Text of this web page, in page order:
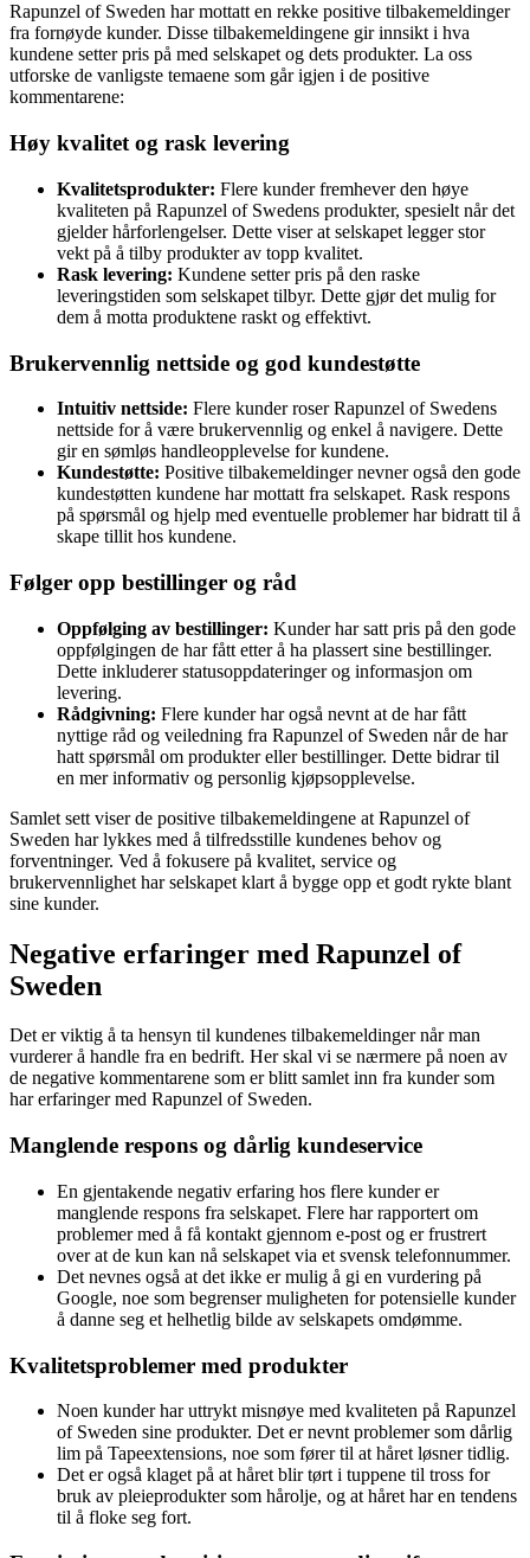
Rapunzel of Sweden har mottatt en rekke positive tilbakemeldinger
fra fornøyde kunder. Disse tilbakemeldingene gir innsikt i hva
kundene setter pris på med selskapet og dets produkter. La oss
utforske de vanligste temaene som går igjen i de positive
kommentarene:
Høy kvalitet og rask levering
Kvalitetsprodukter: Flere kunder fremhever den høye
kvaliteten på Rapunzel of Swedens produkter, spesielt når det
gjelder hårforlengelser. Dette viser at selskapet legger stor
vekt på å tilby produkter av topp kvalitet.
Rask levering: Kundene setter pris på den raske
leveringstiden som selskapet tilbyr. Dette gjør det mulig for
dem å motta produktene raskt og effektivt.
Brukervennlig nettside og god kundestøtte
Intuitiv nettside: Flere kunder roser Rapunzel of Swedens
nettside for å være brukervennlig og enkel å navigere. Dette
gir en sømløs handleopplevelse for kundene.
Kundestøtte: Positive tilbakemeldinger nevner også den gode
kundestøtten kundene har mottatt fra selskapet. Rask respons
på spørsmål og hjelp med eventuelle problemer har bidratt til å
skape tillit hos kundene.
Følger opp bestillinger og råd
Oppfølging av bestillinger: Kunder har satt pris på den gode
oppfølgingen de har fått etter å ha plassert sine bestillinger.
Dette inkluderer statusoppdateringer og informasjon om
levering.
Rådgivning: Flere kunder har også nevnt at de har fått
nyttige råd og veiledning fra Rapunzel of Sweden når de har
hatt spørsmål om produkter eller bestillinger. Dette bidrar til
en mer informativ og personlig kjøpsopplevelse.
Samlet sett viser de positive tilbakemeldingene at Rapunzel of
Sweden har lykkes med å tilfredsstille kundenes behov og
forventninger. Ved å fokusere på kvalitet, service og
brukervennlighet har selskapet klart å bygge opp et godt rykte blant
sine kunder.
Negative erfaringer med Rapunzel of
Sweden
Det er viktig å ta hensyn til kundenes tilbakemeldinger når man
vurderer å handle fra en bedrift. Her skal vi se nærmere på noen av
de negative kommentarene som er blitt samlet inn fra kunder som
har erfaringer med Rapunzel of Sweden.
Manglende respons og dårlig kundeservice
En gjentakende negativ erfaring hos flere kunder er
manglende respons fra selskapet. Flere har rapportert om
problemer med å få kontakt gjennom e-post og er frustrert
over at de kun kan nå selskapet via et svensk telefonnummer.
Det nevnes også at det ikke er mulig å gi en vurdering på
Google, noe som begrenser muligheten for potensielle kunder
å danne seg et helhetlig bilde av selskapets omdømme.
Kvalitetsproblemer med produkter
Noen kunder har uttrykt misnøye med kvaliteten på Rapunzel
of Sweden sine produkter. Det er nevnt problemer som dårlig
lim på Tapeextensions, noe som fører til at håret løsner tidlig.
Det er også klaget på at håret blir tørt i tuppene til tross for
bruk av pleieprodukter som hårolje, og at håret har en tendens
til å floke seg fort.